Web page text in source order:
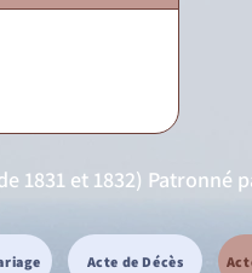
1831 et 1832) Patronné
Acte de Décès